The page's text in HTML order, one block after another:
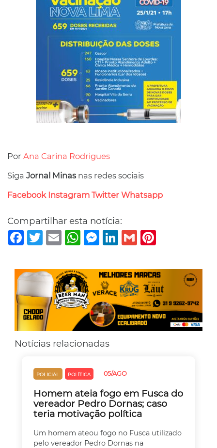
Por Ana Carina Rodrigues
Siga Jornal Minasnas redes sociais
Facebook Instagram Twitter Whatsapp
Compartilhar esta notícia:
Facebook
TwitterEmail WhatsAppMessenger
LinkedIn
Gmail
Notícias relacionadas
POLICIAL POLÍTICA 05/AGO
Homem ateia fogo em Fusca do
vereador Pedro Dornas; caso
teria motivação política
Um homem ateou fogo no Fusca utilizado
pelo vereador Pedro Dornas na